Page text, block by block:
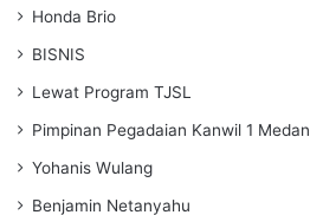
Honda Brio
BISNIS
Lewat Program TJSL
Pimpinan Pegadaian Kanwil 1 Medan
Yohanis Wulang
Benjamin Netanyahu